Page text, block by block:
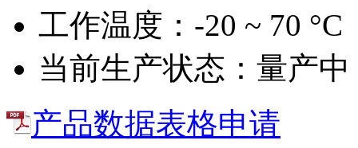
工作温度： -20 ~ 70 °C
当前生产状态： 量产中
产品数据表格申请